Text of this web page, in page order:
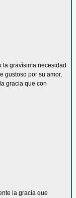
la gravísima necesidad
gustoso por su amor,
gracia que con
la gracia que